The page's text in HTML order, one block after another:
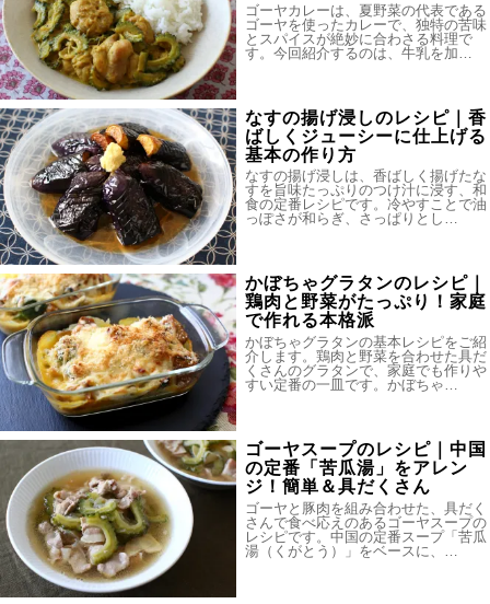
ゴーヤカレーは、夏野菜の代表である
ゴーヤを使ったカレーで、独特の苦味
とスパイスが絶妙に合わさる料理で
す。今回紹介するのは、牛乳を加…
なすの揚げ浸しのレシピ｜香
ばしくジューシーに仕上げる
基本の作り方
なすの揚げ浸しは、香ばしく揚げたな
すを旨味たっぷりのつけ汁に浸す、和
食の定番レシピです。冷やすことで油
っぽさが和らぎ、さっぱりとし…
かぼちゃグラタンのレシピ｜
鶏肉と野菜がたっぷり！家庭
で作れる本格派
かぼちゃグラタンの基本レシピをご紹
介します。鶏肉と野菜を合わせた具だ
くさんのグラタンで、家庭でも作りや
すい定番の一皿です。かぼちゃ…
ゴーヤスープのレシピ｜中国
の定番「苦瓜湯」をアレン
ジ！簡単＆具だくさん
ゴーヤと豚肉を組み合わせた、具だく
さんで食べ応えのあるゴーヤスープの
レシピです。中国の定番スープ「苦瓜
湯（くがとう）」をベースに、…